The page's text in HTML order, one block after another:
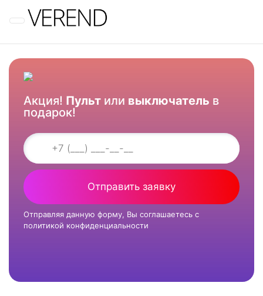
Меню
Акция! Пульт или выключатель в
подарок!
Отправить заявку
Отправляя данную форму, Вы соглашаетесь с
политикой конфиденциальности